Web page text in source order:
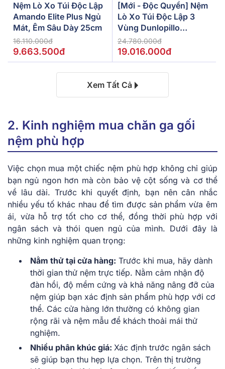
Nệm Lò Xo Túi Độc Lập
Amando Elite Plus Ngủ
Mát, Êm Sâu Dày 25cm
16.110.000đ
9.663.500đ
[Mới - Độc Quyền] Nệm
Lò Xo Túi Độc Lập 3
Vùng Dunlopillo
De.Stress Powerful
24.780.000đ
19.016.000đ
Xem Tất Cả
2. Kinh nghiệm mua chăn ga gối
nệm phù hợp
Việc chọn mua một chiếc nệm phù hợp không chỉ giúp
bạn ngủ ngon hơn mà còn bảo vệ cột sống và cơ thể
về lâu dài. Trước khi quyết định, bạn nên cân nhắc
nhiều yếu tố khác nhau để tìm được sản phẩm vừa êm
ái, vừa hỗ trợ tốt cho cơ thể, đồng thời phù hợp với
ngân sách và thói quen ngủ của mình. Dưới đây là
những kinh nghiệm quan trọng:
Nằm thử tại cửa hàng: Trước khi mua, hãy dành
thời gian thử nệm trực tiếp. Nằm cảm nhận độ
đàn hồi, độ mềm cứng và khả năng nâng đỡ của
nệm giúp bạn xác định sản phẩm phù hợp với cơ
thể. Các cửa hàng lớn thường có không gian
rộng rãi và nệm mẫu để khách thoải mái thử
nghiệm.
Nhiều phân khúc giá: Xác định trước ngân sách
sẽ giúp bạn thu hẹp lựa chọn. Trên thị trường